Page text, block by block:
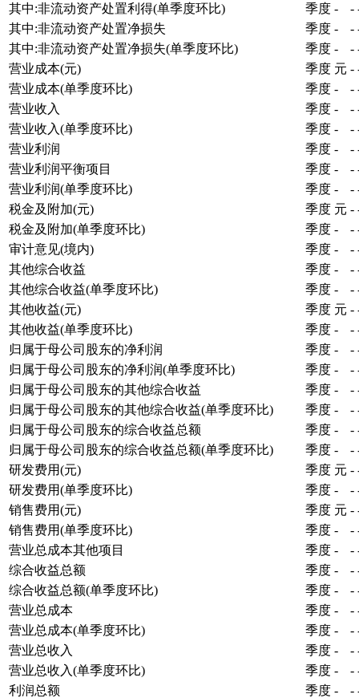
其中:非流动资产处置利得(单季度环比)
季度 - -
其中:非流动资产处置净损失
季度 - -
其中:非流动资产处置净损失(单季度环比)
季度 - -
营业成本(元)
季度 元 -
营业成本(单季度环比)
季度 - -
营业收入
季度 - -
营业收入(单季度环比)
季度 - -
营业利润
季度 - -
营业利润平衡项目
季度 - -
营业利润(单季度环比)
季度 - -
税金及附加(元)
季度 元 -
税金及附加(单季度环比)
季度 - -
审计意见(境内)
季度 - -
其他综合收益
季度 - -
其他综合收益(单季度环比)
季度 - -
其他收益(元)
季度 元 -
其他收益(单季度环比)
季度 - -
归属于母公司股东的净利润
季度 - -
归属于母公司股东的净利润(单季度环比)
季度 - -
归属于母公司股东的其他综合收益
季度 - -
归属于母公司股东的其他综合收益(单季度环比)
季度 - -
归属于母公司股东的综合收益总额
季度 - -
归属于母公司股东的综合收益总额(单季度环比)
季度 - -
研发费用(元)
季度 元 -
研发费用(单季度环比)
季度 - -
销售费用(元)
季度 元 -
销售费用(单季度环比)
季度 - -
营业总成本其他项目
季度 - -
综合收益总额
季度 - -
综合收益总额(单季度环比)
季度 - -
营业总成本
季度 - -
营业总成本(单季度环比)
季度 - -
营业总收入
季度 - -
营业总收入(单季度环比)
季度 - -
利润总额
季度 - -